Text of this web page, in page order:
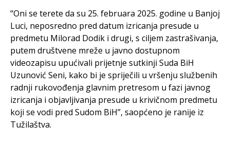
“Oni se terete da su 25. februara 2025. godine u Banjoj
Luci, neposredno pred datum izricanja presude u
predmetu Milorad Dodik i drugi, s ciljem zastrašivanja,
putem društvene mreže u javno dostupnom
videozapisu upućivali prijetnje sutkinji Suda BiH
Uzunović Seni, kako bi je spriječili u vršenju službenih
radnji rukovođenja glavnim pretresom u fazi javnog
izricanja i objavljivanja presude u krivičnom predmetu
koji se vodi pred Sudom BiH”, saopćeno je ranije iz
Tužilaštva.